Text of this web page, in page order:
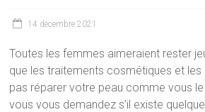
14 décembre 2021
Toutes les femmes aimeraient rester
que les traitements cosmétiques et
pas réparer votre peau comme vous
vous vous demandez s’il existe